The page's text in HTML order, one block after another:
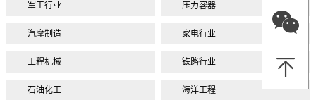
军工行业 压力容器
汽摩制造 家电行业
工程机械 铁路行业
石油化工 海洋工程